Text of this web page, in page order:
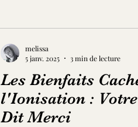
Les Bienfaits
l'Ionisation :
Dit Merci
melissa
5 janv. 2025
3 min de lecture